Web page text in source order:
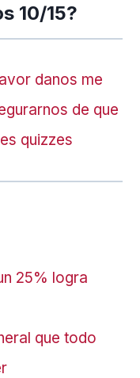
10/15?
danos me
de que
quizzes
25% logra
que todo